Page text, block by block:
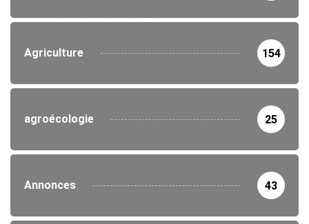
Agriculture 154
agroécologie 25
Annonces 43